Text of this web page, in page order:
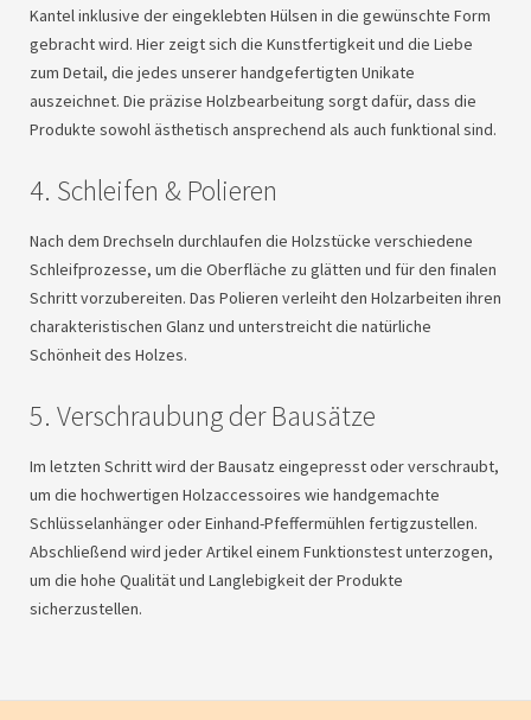
Kantel inklusive der eingeklebten Hülsen in die gewünschte Form
gebracht wird. Hier zeigt sich die Kunstfertigkeit und die Liebe
zum Detail, die jedes unserer handgefertigten Unikate
auszeichnet. Die präzise Holzbearbeitung sorgt dafür, dass die
Produkte sowohl ästhetisch ansprechend als auch funktional sind.
4. Schleifen & Polieren
Nach dem Drechseln durchlaufen die Holzstücke verschiedene
Schleifprozesse, um die Oberfläche zu glätten und für den finalen
Schritt vorzubereiten. Das Polieren verleiht den Holzarbeiten ihren
charakteristischen Glanz und unterstreicht die natürliche
Schönheit des Holzes.
5. Verschraubung der Bausätze
Im letzten Schritt wird der Bausatz eingepresst oder verschraubt,
um die hochwertigen Holzaccessoires wie handgemachte
Schlüsselanhänger oder Einhand-Pfeffermühlen fertigzustellen.
Abschließend wird jeder Artikel einem Funktionstest unterzogen,
um die hohe Qualität und Langlebigkeit der Produkte
sicherzustellen.